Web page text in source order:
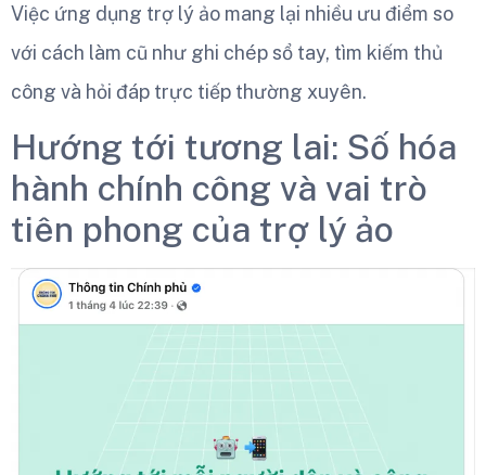
Việc ứng dụng trợ lý ảo mang lại nhiều ưu điểm so
với cách làm cũ như ghi chép sổ tay, tìm kiếm thủ
công và hỏi đáp trực tiếp thường xuyên.
Hướng tới tương lai: Số hóa
hành chính công và vai trò
tiên phong của trợ lý ảo